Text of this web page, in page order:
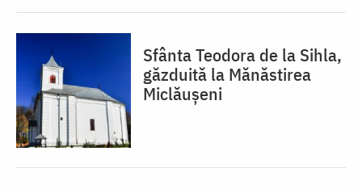
Sfânta Teodora de la Sihla,
găzduită la Mănăstirea
Miclăușeni